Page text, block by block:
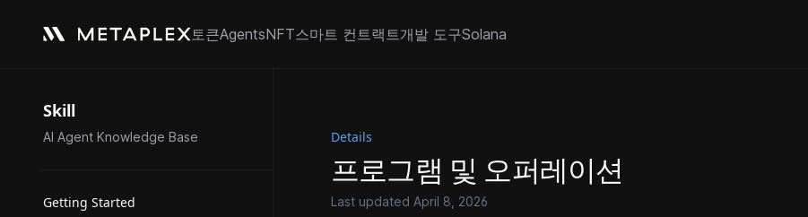
토큰AgentsNFT스마트 컨트랙트개발 도구Solana
Skill
AI Agent Knowledge Base
Getting Started
Details
프로그램 및 오퍼레이션
Last updated April 8, 2026